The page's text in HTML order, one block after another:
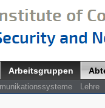
Arbeitsgruppen
Lehre